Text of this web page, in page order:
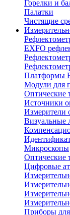
Горелки и
Палатки
Чистящие
EXFO
Платформы
Модули для
Оптические
Источники
Измерители
Визуальные
Микроскопы
Оптические
Цифровые
Приборы для